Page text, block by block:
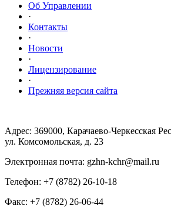
Об Управлении
·
Контакты
·
Новости
·
Лицензирование
·
Прежняя версия сайта
Адрес: 369000, Карачаево-Черкесская
ул. Комсомольская, д. 23
Электронная почта: gzhn-kchr@mail.ru
Телефон: +7 (8782) 26-10-18
Факс: +7 (8782) 26-06-44